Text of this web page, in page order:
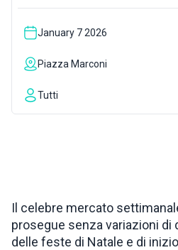
INSPIRATIONS
ITA
January 7 2026
Piazza Marconi
Tutti
Il celebre mercato
prosegue senza variazioni di
delle feste di Natale e di